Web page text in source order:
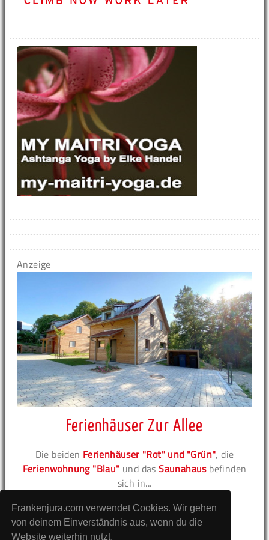
Frankenjura.com verwendet Cookies. Wir gehen
von deinem Einverständnis aus, wenn du die
Website weiterhin nutzt.
Anzeige
Ferienhäuser Zur Allee
Die beiden Ferienhäuser "Rot" und "Grün", die
Ferienwohnung "Blau" und dasSaunahausbefinden
sich in...
zur Unterkunft